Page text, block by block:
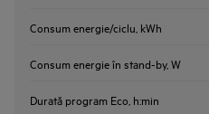
Consum energie/ciclu, kWh
Consum energie în stand-by, W
Durată program Eco, h:min